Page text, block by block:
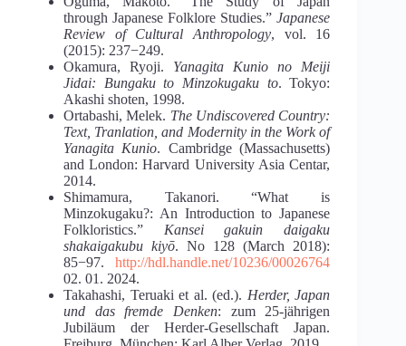
through Japanese Folklore Studies.”Japanese
Review of Cultural Anthropology, vol. 16
(2015): 237−249.
Okamura, Ryoji. Yanagita Kunio no Meiji
Jidai: Bungaku to Minzokugaku to. Tokyo:
Akashi shoten, 1998.
Ortabashi, Melek. The Undiscovered Country:
Text, Tranlation, and Modernity in the Work of
Yanagita Kunio. Cambridge (Massachusetts)
and London: Harvard University Asia Centar,
2014.
Shimamura, Takanori. “What is
Minzokugaku?: An Introduction to Japanese
Folkloristics.” Kansei gakuin daigaku
shakaigakubu kiyō. No 128 (March 2018):
85−97.http://hdl.handle.net/10236/00026764
02. 01. 2024.
Takahashi, Teruaki et al. (ed.). Herder,Japan
und
das fremde Denken: zum 25-jährigen
Jubiläum der Herder-Gesellschaft Japan.